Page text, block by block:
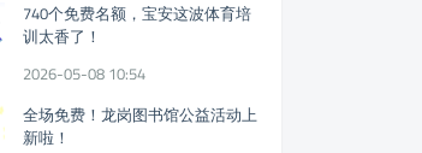
740个免费名额，宝安这波体育培
训太香了！
2026-05-08 10:54
全场免费！龙岗图书馆公益活动上
新啦！